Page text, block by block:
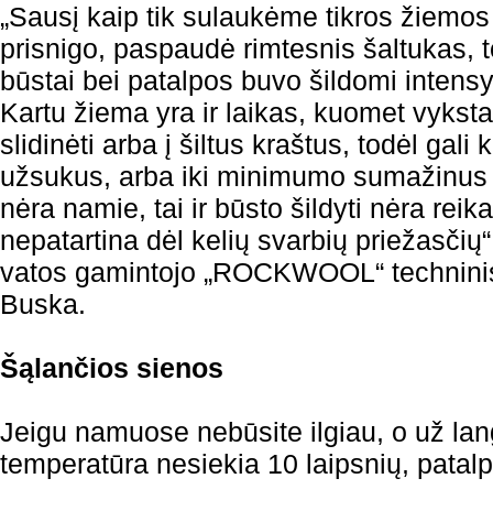
„Sausį kaip tik sulaukėme tikros
prisnigo, paspaudė rimtesnis šaltukas,
būstai bei patalpos buvo šildomi
Kartu žiema yra ir laikas, kuomet
slidinėti arba į šiltus kraštus, todėl gali
užsukus, arba iki minimumo
nėra namie, tai ir būsto šildyti nėra
nepatartina dėl kelių svarbių
vatos gamintojo „ROCKWOOL“
Buska.
Šąlančios sienos
Jeigu namuose nebūsite ilgiau, o už
temperatūra nesiekia 10 laipsnių,